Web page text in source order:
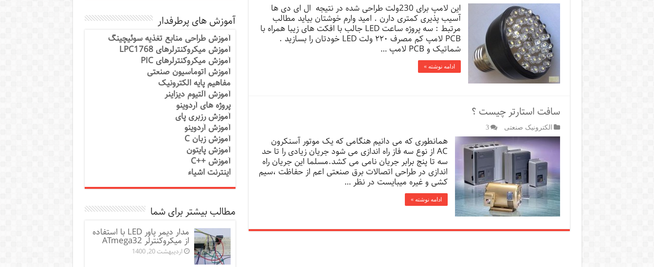
این لامپ برای 230ولت طراحی شده در نتیجه ال ای دی ها
آسیب پذیری کمتری دارن . امید وارم خوشتان بیاید مطالب
مرتبط : سه پروژه ساعت LED جالب با افکت های زیبا همراه با
PCB لامپ کم مصرف ۲۲۰ ولت LED خودتان را بسازید .
شماتیک و PCB لامپ …
ادامه نوشته »
سافت استارتر چیست ؟
الکترونیک صنعتی 3
همانطوری که می دانیم هنگامی که یک موتور آسنکرون
AC از نوع سه فاز راه اندازی می شود جریان زیادی را تا حد
سه تا پنج برابر جریان نامی می کشد.مسلما این جریان راه
اندازی در طراحی اتصالات برق صنعتی اعم از حفاظت ،سیم
کشی و غیره میبایست در نظر …
ادامه نوشته »
آموزش های پرطرفدار
آموزش طراحی منابع تغذیه سوئیچینگ
آموزش میکروکنترلرهای LPC1768
آموزش میکروکنترلرهای PIC
آموزش اتوماسیون صنعتی
مفاهیم پایه الکترونیک
آموزش آلتیوم دیزاینر
پروژه های آردوینو
آموزش رزبری پای
آموزش آردوینو
آموزش زبان C
آموزش پایتون
آموزش ++C
اینترنت اشیاء
مطالب بیشتر برای شما
مدار دیمر پاور LED با استفاده
از میکروکنترلر ATmega32
اردیبهشت 20, 1400